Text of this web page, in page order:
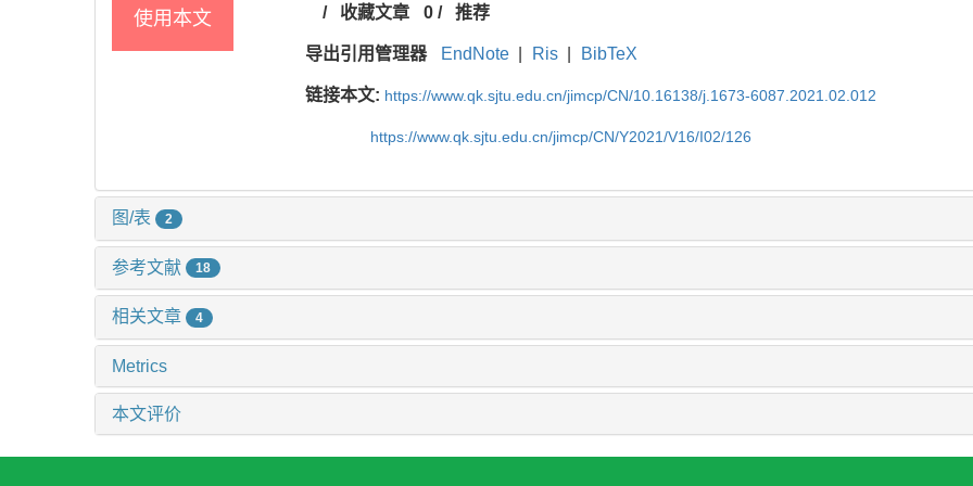
使用本文 / 收藏文章 0/ 推荐
导出引用管理器 EndNote Ris BibTeX
链接本文: https://www.qk.sjtu.edu.cn/jimcp/CN/10.16138/j.1673-6087.2021.02.012
https://www.qk.sjtu.edu.cn/jimcp/CN/Y2021/V16/I02/126
图/表 2
参考文献 18
相关文章 4
Metrics
本文评价